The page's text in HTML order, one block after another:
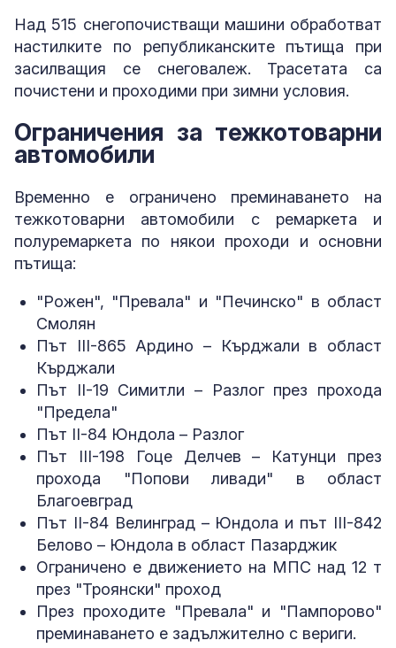
Над 515 снегопочистващи машини обработват
настилките по републиканските пътища при
засилващия се снеговалеж. Трасетата са
почистени и проходими при зимни условия.
Ограничения за тежкотоварни
автомобили
Временно е ограничено преминаването на
тежкотоварни автомобили с ремаркета и
полуремаркета по някои проходи и основни
пътища:
"Рожен", "Превала" и "Печинско" в област
Смолян
Път III-865 Ардино – Кърджали в област
Кърджали
Път II-19 Симитли – Разлог през прохода
"Предела"
Път II-84 Юндола – Разлог
Път III-198 Гоце Делчев – Катунци през
прохода "Попови ливади" в област
Благоевград
Път II-84 Велинград – Юндола и път III-842
Белово – Юндола в област Пазарджик
Ограничено е движението на МПС над 12 т
през "Троянски" проход
През проходите "Превала" и "Пампорово"
преминаването е задължително с вериги.